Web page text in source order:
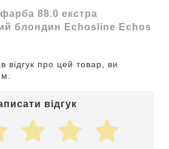
88.0 екстра
блондин Echosline Echos
відгук про цей товар, ви
відгук